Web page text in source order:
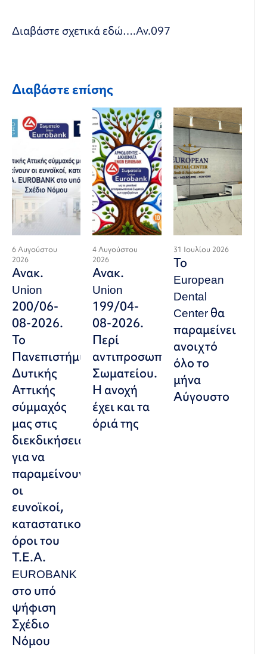
Διαβάστε σχετικά εδώ….Αν.097
Διαβάστε επίσης
6 Αυγούστου
2026
Ανακ.
Union
200/06-
08-2026.
Το
Πανεπιστήμιο
Δυτικής
Αττικής
σύμμαχός
μας στις
διεκδικήσεις,
για να
παραμείνουν
οι
ευνοϊκοί,
καταστατικοί
όροι του
Τ.Ε.Α.
EUROBANK
στο υπό
ψήφιση
Σχέδιο
Νόμου
4 Αυγούστου
2026
Ανακ.
Union
199/04-
08-2026.
Περί
αντιπροσωπευτικού
Σωματείου.
Η ανοχή
έχει και τα
όριά της
31 Ιουλίου 2026
Το
European
Dental
Center θα
παραμείνει
ανοιχτό
όλο το
μήνα
Αύγουστο